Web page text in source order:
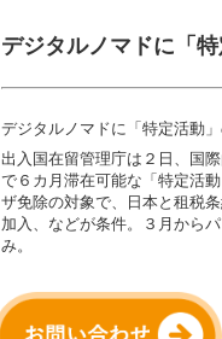
デジタルノマドに「
デジタルノマドに「特定活動
出入国在留管理庁は２日、国
で６カ月滞在可能な「特定活
ザ免除の対象で、日本と租税
加入、などが条件。３月から
み。